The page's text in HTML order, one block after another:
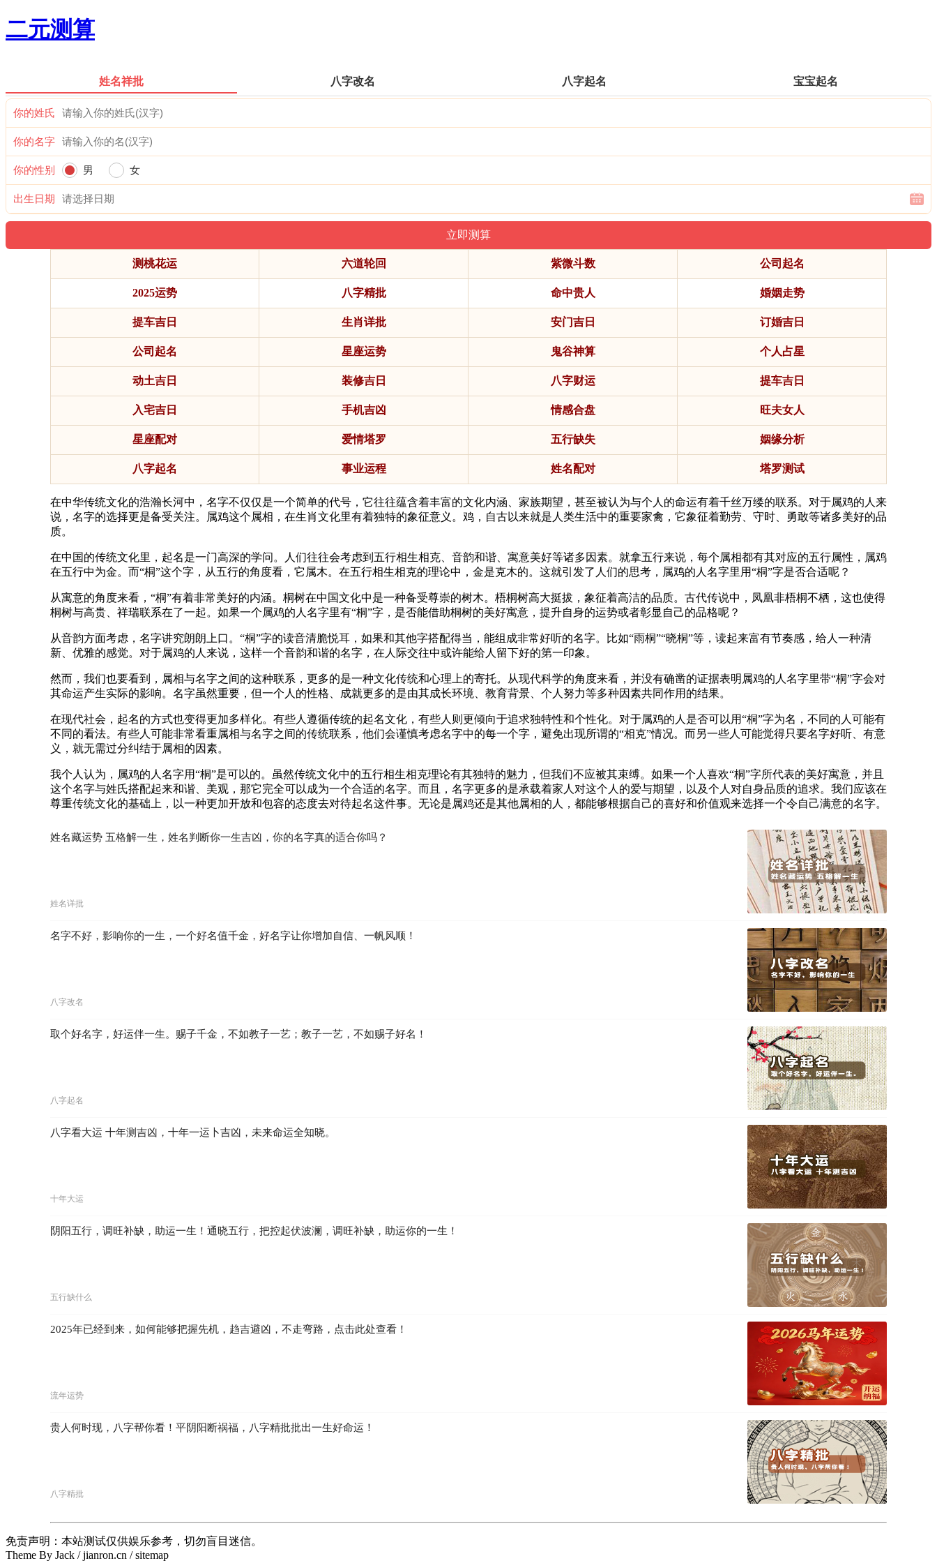
二元测算
姓名祥批 八字改名 八字起名 宝宝起名
你的姓氏
你的名字
你的性别 男 女
出生日期
测桃花运 六道轮回 紫微斗数 公司起名
2025运势 八字精批 命中贵人 婚姻走势
提车吉日 生肖详批 安门吉日 订婚吉日
公司起名 星座运势 鬼谷神算 个人占星
动土吉日 装修吉日 八字财运 提车吉日
入宅吉日 手机吉凶 情感合盘 旺夫女人
星座配对 爱情塔罗 五行缺失 姻缘分析
八字起名 事业运程 姓名配对 塔罗测试
在中华传统文化的浩瀚长河中，名字不仅仅是一个简单的代号，它往往蕴含着丰富的文化内涵、家族期望，甚至被认为与个人的命运有着千丝万缕的联系。对于属鸡的人来
说，名字的选择更是备受关注。属鸡这个属相，在生肖文化里有着独特的象征意义。鸡，自古以来就是人类生活中的重要家禽，它象征着勤劳、守时、勇敢等诸多美好的品
质。
在中国的传统文化里，起名是一门高深的学问。人们往往会考虑到五行相生相克、音韵和谐、寓意美好等诸多因素。就拿五行来说，每个属相都有其对应的五行属性，属鸡
在五行中为金。而“桐”这个字，从五行的角度看，它属木。在五行相生相克的理论中，金是克木的。这就引发了人们的思考，属鸡的人名字里用“桐”字是否合适呢？
从寓意的角度来看，“桐”有着非常美好的内涵。桐树在中国文化中是一种备受尊崇的树木。梧桐树高大挺拔，象征着高洁的品质。古代传说中，凤凰非梧桐不栖，这也使得
桐树与高贵、祥瑞联系在了一起。如果一个属鸡的人名字里有“桐”字，是否能借助桐树的美好寓意，提升自身的运势或者彰显自己的品格呢？
从音韵方面考虑，名字讲究朗朗上口。“桐”字的读音清脆悦耳，如果和其他字搭配得当，能组成非常好听的名字。比如“雨桐”“晓桐”等，读起来富有节奏感，给人一种清
新、优雅的感觉。对于属鸡的人来说，这样一个音韵和谐的名字，在人际交往中或许能给人留下好的第一印象。
然而，我们也要看到，属相与名字之间的这种联系，更多的是一种文化传统和心理上的寄托。从现代科学的角度来看，并没有确凿的证据表明属鸡的人名字里带“桐”字会对
其命运产生实际的影响。名字虽然重要，但一个人的性格、成就更多的是由其成长环境、教育背景、个人努力等多种因素共同作用的结果。
在现代社会，起名的方式也变得更加多样化。有些人遵循传统的起名文化，有些人则更倾向于追求独特性和个性化。对于属鸡的人是否可以用“桐”字为名，不同的人可能有
不同的看法。有些人可能非常看重属相与名字之间的传统联系，他们会谨慎考虑名字中的每一个字，避免出现所谓的“相克”情况。而另一些人可能觉得只要名字好听、有意
义，就无需过分纠结于属相的因素。
我个人认为，属鸡的人名字用“桐”是可以的。虽然传统文化中的五行相生相克理论有其独特的魅力，但我们不应被其束缚。如果一个人喜欢“桐”字所代表的美好寓意，并且
这个名字与姓氏搭配起来和谐、美观，那它完全可以成为一个合适的名字。而且，名字更多的是承载着家人对这个人的爱与期望，以及个人对自身品质的追求。我们应该在
尊重传统文化的基础上，以一种更加开放和包容的态度去对待起名这件事。无论是属鸡还是其他属相的人，都能够根据自己的喜好和价值观来选择一个令自己满意的名字。
姓名藏运势 五格解一生，姓名判断你一生吉凶，你的名字真的适合你吗？
姓名详批
名字不好，影响你的一生，一个好名值千金，好名字让你增加自信、一帆风顺！
八字改名
取个好名字，好运伴一生。赐子千金，不如教子一艺；教子一艺，不如赐子好名！
八字起名
八字看大运 十年测吉凶，十年一运卜吉凶，未来命运全知晓。
十年大运
阴阳五行，调旺补缺，助运一生！通晓五行，把控起伏波澜，调旺补缺，助运你的一生！
五行缺什么
2025年已经到来，如何能够把握先机，趋吉避凶，不走弯路，点击此处查看！
流年运势
贵人何时现，八字帮你看！平阴阳断祸福，八字精批批出一生好命运！
八字精批
免责声明：本站测试仅供娱乐参考，切勿盲目迷信。
Theme By Jack / jianron.cn / sitemap